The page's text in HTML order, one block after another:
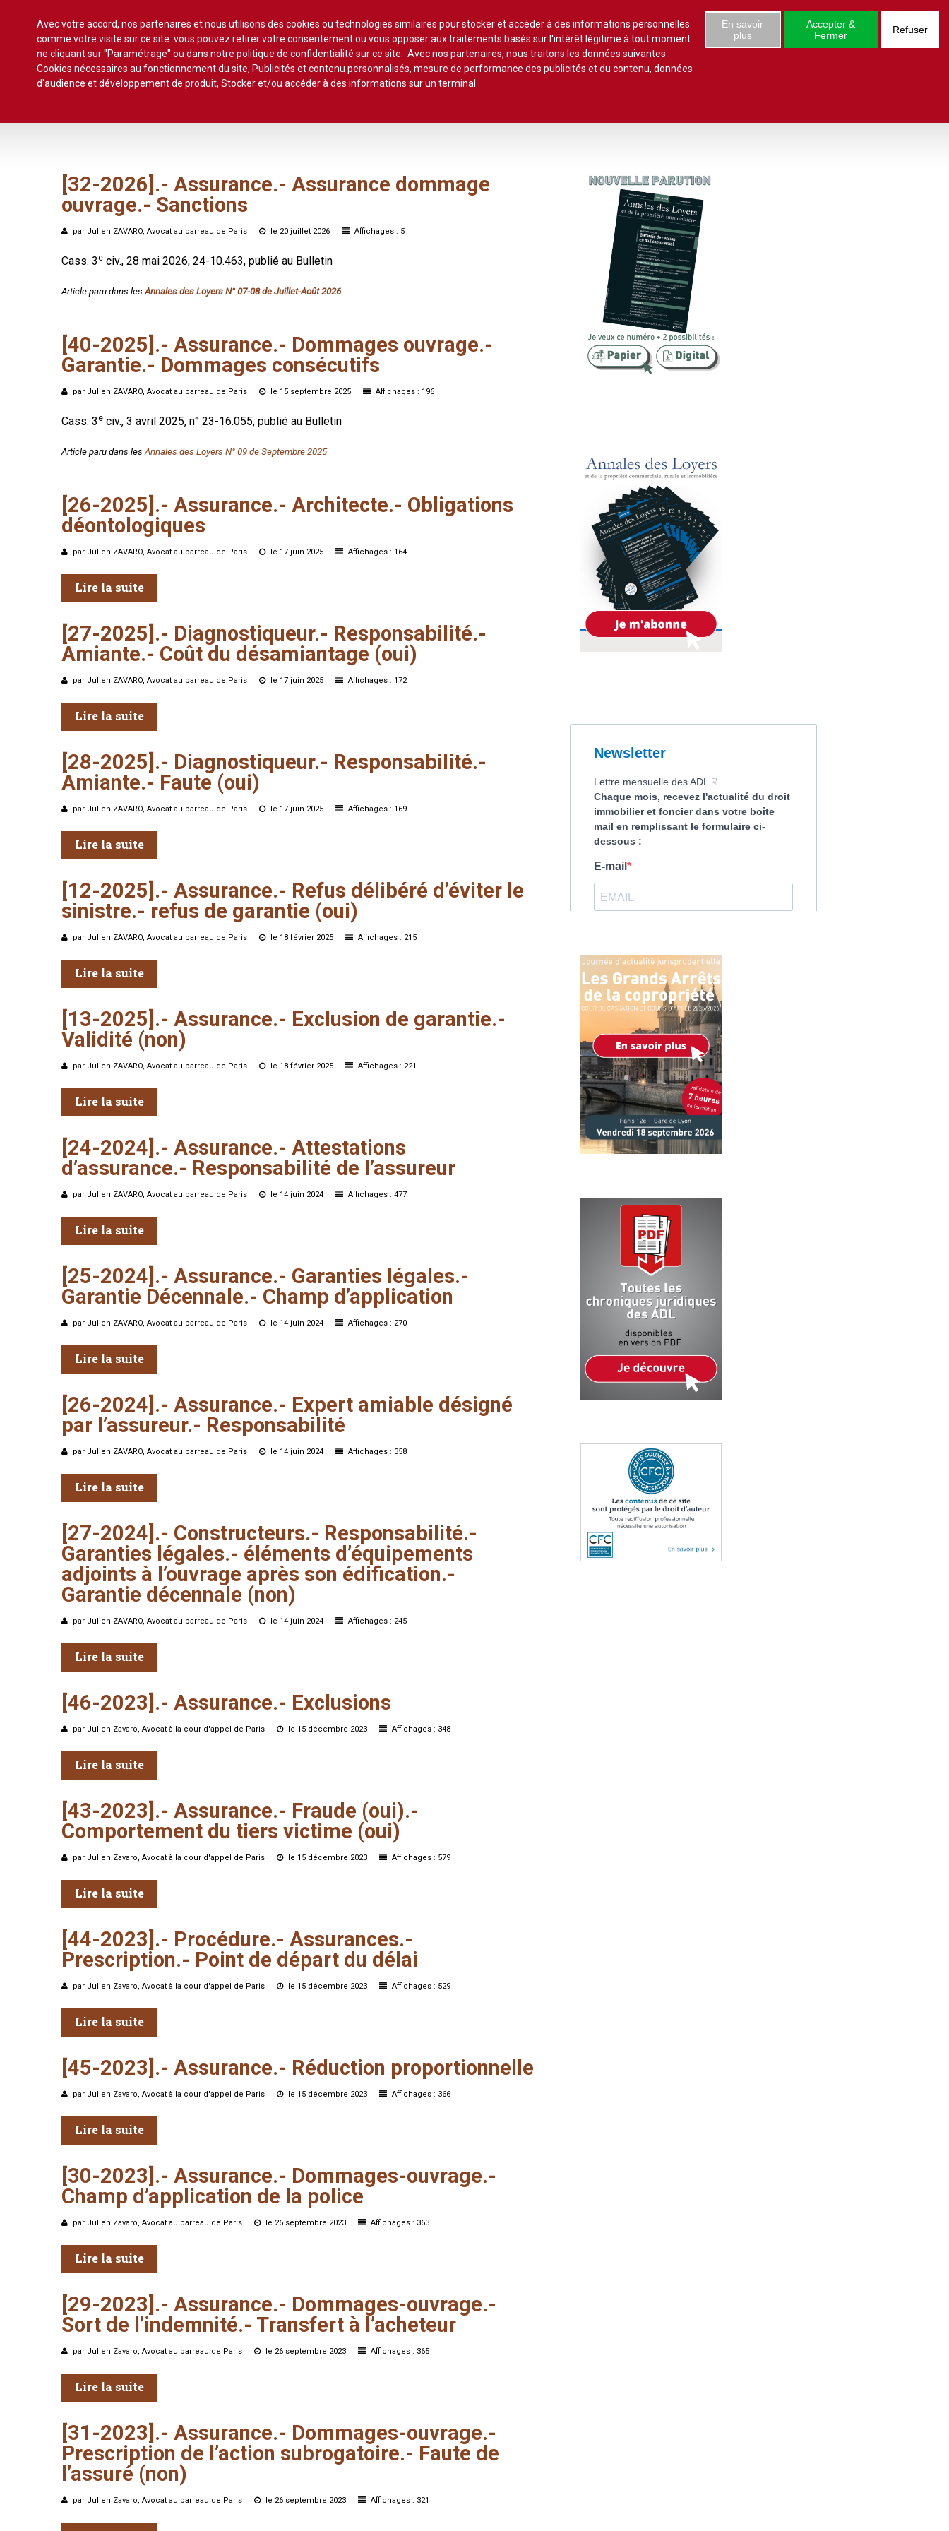
Lire un numéro S'abonner Se connecter
Accueil Actualité
Décision de justice
Propositions et projets de lois
Commentaires d'arrêt
Baux
Construction
Copropriété
Droit rural
Fiscalité
Professionnels de l'immobilier
Vente
Sommaires
Bail rural
Construction
Urbanisme et lotissement
Vente immobilière
Chroniques Etudes de texte Réponses ministérielles
Baux commerciaux
Baux d'habitation
Collectivités territoriales
Construction
Copropriété
Domaine
Fiscalité
Conclusions et Rapports
[32-2026].- Assurance.- Assurance dommage
ouvrage.- Sanctions
par Julien ZAVARO, Avocat au barreau de Paris le 20 juillet 2026 Affichages : 5
Cass. 3e civ., 28 mai 2026, 24-10.463, publié au Bulletin
Article paru dans les Annales des Loyers N° 07-08 de Juillet-Août 2026
[40-2025].- Assurance.- Dommages ouvrage.-
Garantie.- Dommages consécutifs
par Julien ZAVARO, Avocat au barreau de Paris le 15 septembre 2025 Affichages : 196
Cass. 3e civ., 3 avril 2025, n° 23-16.055, publié au Bulletin
Article paru dans lesAnnales des Loyers N° 09 de Septembre 2025
[26-2025].- Assurance.- Architecte.- Obligations
déontologiques
par Julien ZAVARO, Avocat au barreau de Paris le 17 juin 2025 Affichages : 164
Lire la suite
[27-2025].- Diagnostiqueur.- Responsabilité.-
Amiante.- Coût du désamiantage (oui)
par Julien ZAVARO, Avocat au barreau de Paris le 17 juin 2025 Affichages : 172
Lire la suite
[28-2025].- Diagnostiqueur.- Responsabilité.-
Amiante.- Faute (oui)
par Julien ZAVARO, Avocat au barreau de Paris le 17 juin 2025 Affichages : 169
Lire la suite
[12-2025].- Assurance.- Refus délibéré d’éviter le
sinistre.- refus de garantie (oui)
par Julien ZAVARO, Avocat au barreau de Paris le 18 février 2025 Affichages : 215
Lire la suite
[13-2025].- Assurance.- Exclusion de garantie.-
Validité (non)
par Julien ZAVARO, Avocat au barreau de Paris le 18 février 2025 Affichages : 221
Lire la suite
[24-2024].- Assurance.- Attestations
d’assurance.- Responsabilité de l’assureur
par Julien ZAVARO, Avocat au barreau de Paris le 14 juin 2024 Affichages : 477
Lire la suite
[25-2024].- Assurance.- Garanties légales.-
Garantie Décennale.- Champ d’application
par Julien ZAVARO, Avocat au barreau de Paris le 14 juin 2024 Affichages : 270
Lire la suite
[26-2024].- Assurance.- Expert amiable désigné
par l’assureur.- Responsabilité
par Julien ZAVARO, Avocat au barreau de Paris le 14 juin 2024 Affichages : 358
Lire la suite
[27-2024].- Constructeurs.- Responsabilité.-
Garanties légales.- éléments d’équipements
adjoints à l’ouvrage après son édification.-
Garantie décennale (non)
par Julien ZAVARO, Avocat au barreau de Paris le 14 juin 2024 Affichages : 245
Lire la suite
[46-2023].- Assurance.- Exclusions
par Julien Zavaro, Avocat à la cour d'appel de Paris le 15 décembre 2023 Affichages : 348
Lire la suite
[43-2023].- Assurance.- Fraude (oui).-
Comportement du tiers victime (oui)
par Julien Zavaro, Avocat à la cour d'appel de Paris le 15 décembre 2023 Affichages : 579
Lire la suite
[44-2023].- Procédure.- Assurances.-
Prescription.- Point de départ du délai
par Julien Zavaro, Avocat à la cour d'appel de Paris le 15 décembre 2023 Affichages : 529
Lire la suite
[45-2023].- Assurance.- Réduction proportionnelle
par Julien Zavaro, Avocat à la cour d'appel de Paris le 15 décembre 2023 Affichages : 366
Lire la suite
[30-2023].- Assurance.- Dommages-ouvrage.-
Champ d’application de la police
par Julien Zavaro, Avocat au barreau de Paris le 26 septembre 2023 Affichages : 363
Lire la suite
[29-2023].- Assurance.- Dommages-ouvrage.-
Sort de l’indemnité.- Transfert à l’acheteur
par Julien Zavaro, Avocat au barreau de Paris le 26 septembre 2023 Affichages : 365
Lire la suite
[31-2023].- Assurance.- Dommages-ouvrage.-
Prescription de l’action subrogatoire.- Faute de
l’assuré (non)
par Julien Zavaro, Avocat au barreau de Paris le 26 septembre 2023 Affichages : 321
Avec votre accord, nos partenaires et nous utilisons des cookies ou technologies similaires pour stocker et accéder à des informations personnelles
comme votre visite sur ce site. vous pouvez retirer votre consentement ou vous opposer aux traitements basés sur l'intérêt légitime à tout moment
ne cliquant sur "Paramétrage" ou dans notre politique de confidentialité sur ce site. Avec nos partenaires, nous traitons les données suivantes :
Cookies nécessaires au fonctionnement du site, Publicités et contenu personnalisés, mesure de performance des publicités et du contenu, données
d'audience et développement de produit, Stocker et/ou accéder à des informations sur un terminal
En savoir
plus
Accepter &
Fermer
Refuser